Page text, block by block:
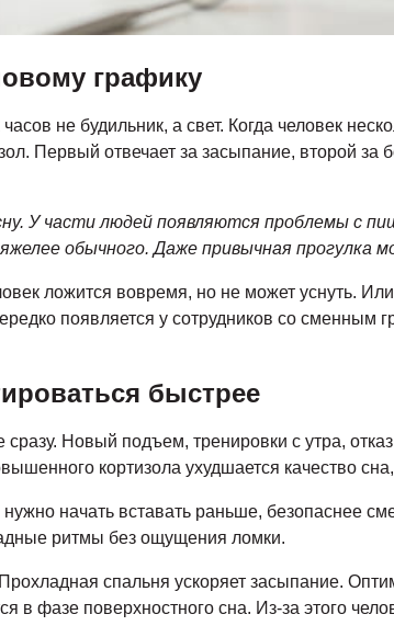
графику
не будильник, а свет. Когда человек
Первый отвечает за засыпание, второй
У части людей появляются проблемы с
обычного. Даже привычная прогулка
ложится вовремя, но не может уснуть.
появляется у сотрудников со сменным
быстрее
Новый подъем, тренировки с утра,
кортизола ухудшается качество
начать вставать раньше, безопаснее
ритмы без ощущения ломки.
спальня ускоряет засыпание.
в фазе поверхностного сна. Из-за этого